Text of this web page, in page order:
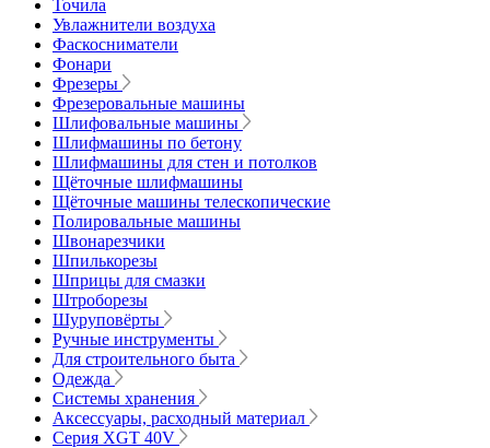
Точила
Увлажнители воздуха
Фаскосниматели
Фонари
Фрезеры
Фрезеровальные машины
Шлифовальные машины
Шлифмашины по бетону
Шлифмашины для стен и потолков
Щёточные шлифмашины
Щёточные машины телескопические
Полировальные машины
Швонарезчики
Шпилькорезы
Шприцы для смазки
Штроборезы
Шуруповёрты
Ручные инструменты
Для строительного быта
Одежда
Системы хранения
Аксессуары, расходный материал
Серия XGT 40V